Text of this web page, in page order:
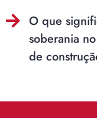
O que
soberania
de